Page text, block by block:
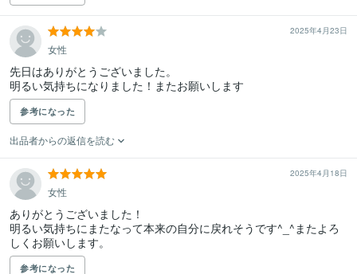
2025年4月23日
女性
先日はありがとうございました。
明るい気持ちになりました！またお願いします
参考になった
出品者からの返信を読む
2025年4月18日
女性
ありがとうございました！
明るい気持ちにまたなって本来の自分に戻れそうです^_^またよろ
しくお願いします。
参考になった